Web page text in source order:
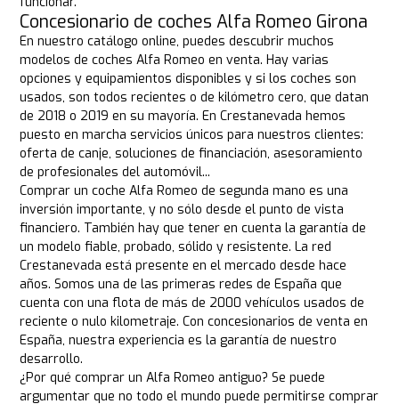
Concesionario de coches Alfa Romeo Girona
En nuestro catálogo online, puedes descubrir muchos
modelos de coches Alfa Romeo en venta. Hay varias
opciones y equipamientos disponibles y si los coches son
usados, son todos recientes o de kilómetro cero, que datan
de 2018 o 2019 en su mayoría. En Crestanevada hemos
puesto en marcha servicios únicos para nuestros clientes:
oferta de canje, soluciones de financiación, asesoramiento
de profesionales del automóvil...
Comprar un coche Alfa Romeo de segunda mano es una
inversión importante, y no sólo desde el punto de vista
financiero. También hay que tener en cuenta la garantía de
un modelo fiable, probado, sólido y resistente. La red
Crestanevada está presente en el mercado desde hace
años. Somos una de las primeras redes de España que
cuenta con una flota de más de 2000 vehículos usados de
reciente o nulo kilometraje. Con concesionarios de venta en
España, nuestra experiencia es la garantía de nuestro
desarrollo.
¿Por qué comprar un Alfa Romeo antiguo? Se puede
argumentar que no todo el mundo puede permitirse comprar